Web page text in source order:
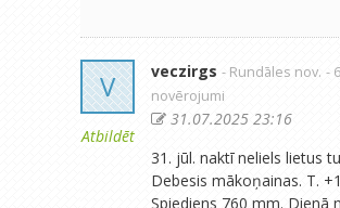
V
Atbildēt
veczirgs - Rundāles nov. -
novērojumi
31.07.2025 23:16
31. jūl. naktī neliels lietus
Debesis mākoņainas. T.
Spiediens 760 mm. Dienā